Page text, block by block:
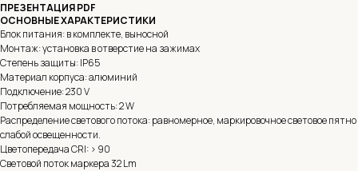
ПРЕЗЕНТАЦИЯ PDF
ОСНОВНЫЕ ХАРАКТЕРИСТИКИ
Блок питания: в комплекте, выносной
Монтаж: установка в отверстие на зажимах
Степень защиты: IP65
Материал корпуса: алюминий
Подключение: 230 V
Потребляемая мощность: 2 W
Распределение светового потока: равномерное, маркировочное световое пятно
слабой освещенности.
Цветопередача CRI: > 90
Световой поток маркера 32 Lm